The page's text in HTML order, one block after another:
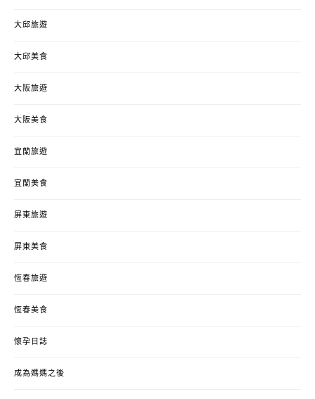
大邱旅遊
大邱美食
大阪旅遊
大阪美食
宜蘭旅遊
宜蘭美食
屏東旅遊
屏東美食
恆春旅遊
恆春美食
懷孕日誌
成為媽媽之後